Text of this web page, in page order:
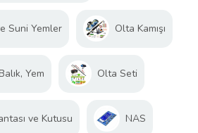
Suni Yemler Olta Kamışı
Yem Olta Seti
ve Kutusu NAS